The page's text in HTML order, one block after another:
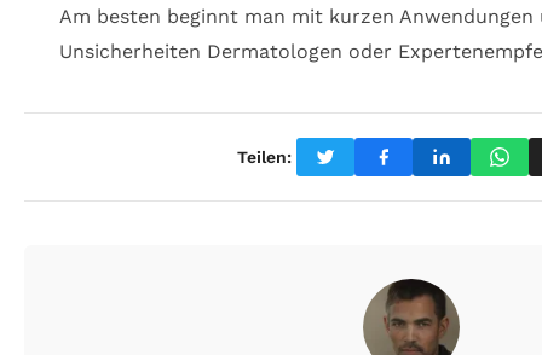
Am besten beginnt man mit kurzen
Unsicherheiten Dermatologen oder
Teilen: